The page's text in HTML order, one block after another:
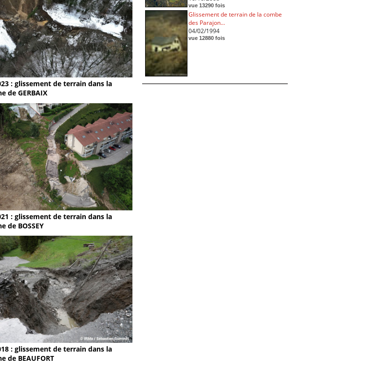
: glissement de terrain dans la
de GERBAIX
: glissement de terrain dans la
de BOSSEY
: glissement de terrain dans la
de BEAUFORT
vue 13290 fois
Glissement de terrain de la combe
des Parajon...
04/02/1994
vue 12880 fois